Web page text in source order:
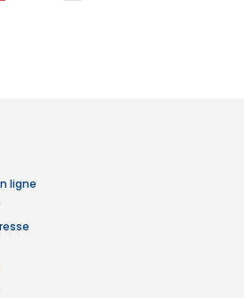
ligne